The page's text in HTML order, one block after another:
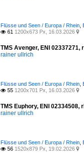
Flüsse und Seen / Europa / Rhein
 61 1200x673 Px, 16.03.2026 
TMS Avenger, ENI
rainer ullrich
Flüsse und Seen / Europa / Rhein
 55 1200x701 Px, 16.03.2026 
TMS Euphory, ENI
rainer ullrich
Flüsse und Seen / Europa / Rhein
 56 1520x879 Px, 19.02.2026 